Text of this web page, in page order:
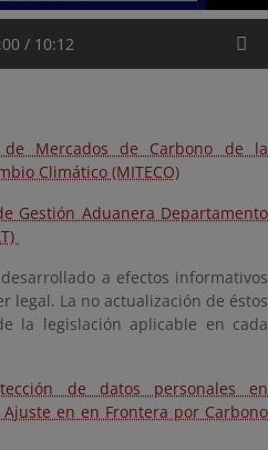
/ 10:12
de Mercados de Carbono de la
Climático (MITECO)
Gestión Aduanera Departamento
a efectos informativos
legal. La no actualización de éstos
la legislaciónaplicable en cada
de datos personales en
en en Frontera por Carbono